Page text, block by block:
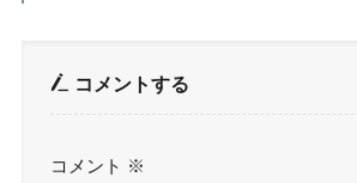
コメントする
コメント ※